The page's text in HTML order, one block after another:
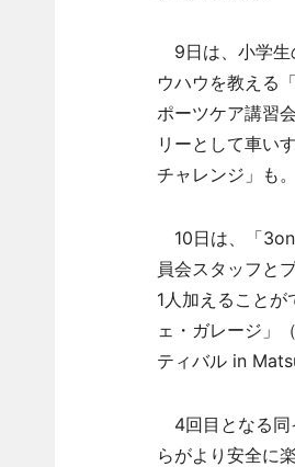
9日は、小学生
ウハウを教える
ポーツケア講習
リーとして車い
チャレンジ」も。
10日は、「
員会スタッフと
1人加えること
ェ・ガレージ」
ティバル in
4回目となる同
らがより安全に